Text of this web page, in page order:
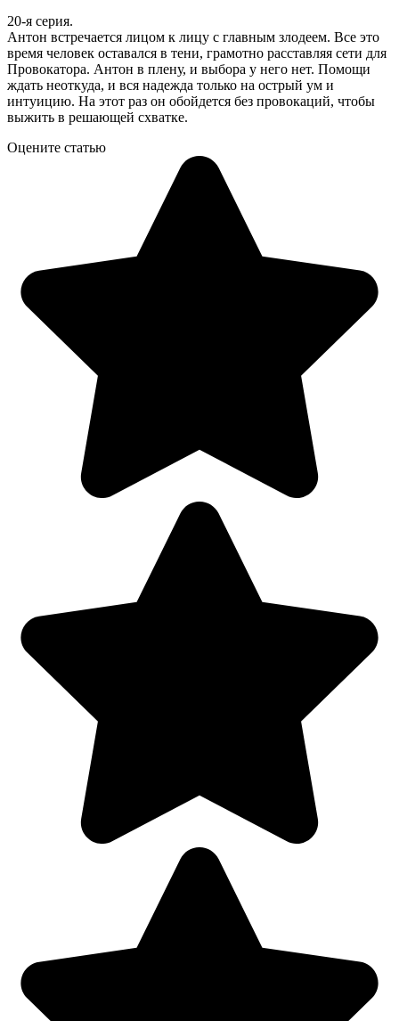
20-я серия.
Антон встречается лицом к лицу с главным злодеем. Все это
время человек оставался в тени, грамотно расставляя сети для
Провокатора. Антон в плену, и выбора у него нет. Помощи
ждать неоткуда, и вся надежда только на острый ум и
интуицию. На этот раз он обойдется без провокаций, чтобы
выжить в решающей схватке.
Оцените статью